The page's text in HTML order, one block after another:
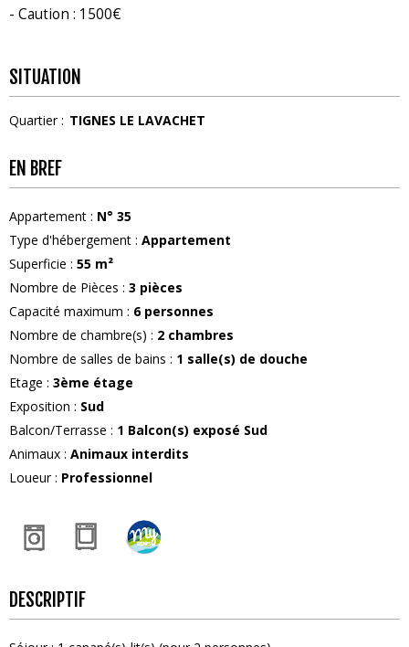
- Caution : 1500€
SITUATION
Quartier : TIGNES LE LAVACHET
EN BREF
Appartement : N° 35
Type d'hébergement : Appartement
Superficie : 55 m²
Nombre de Pièces : 3 pièces
Capacité maximum : 6 personnes
Nombre de chambre(s) : 2 chambres
Nombre de salles de bains : 1 salle(s) de douche
Etage : 3ème étage
Exposition : Sud
Balcon/Terrasse : 1 Balcon(s) exposé Sud
Animaux : Animaux interdits
Loueur: Professionnel
DESCRIPTIF